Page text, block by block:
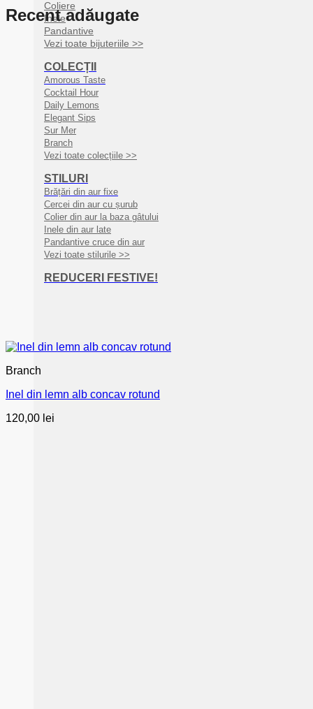
Coliere
Inele
Pandantive
Vezi toate bijuteriile >>
COLECȚII
Amorous Taste
Cocktail Hour
Daily Lemons
Elegant Sips
Sur Mer
Branch
Vezi toate colecțiile >>
STILURI
Brățări din aur fixe
Cercei din aur cu șurub
Colier din aur la baza gâtului
Inele din aur late
Pandantive cruce din aur
Vezi toate stilurile >>
REDUCERI FESTIVE!
Recent adăugate
Branch
Inel din lemn alb concav rotund
120,00 lei